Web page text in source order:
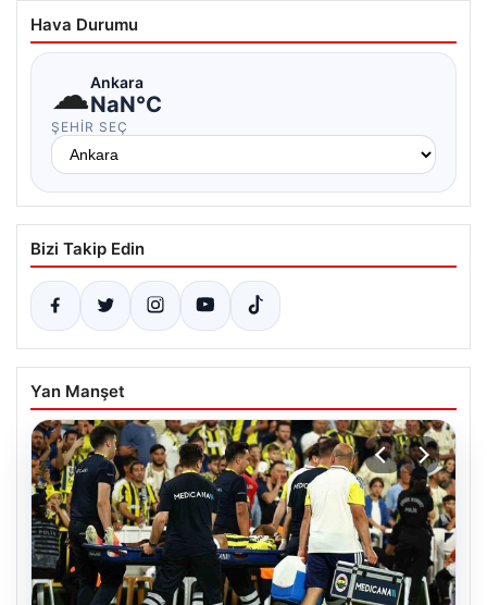
Hava Durumu
☁Ankara
NaN°C
ŞEHIR SEÇ
Bizi Takip Edin
Yan Manşet